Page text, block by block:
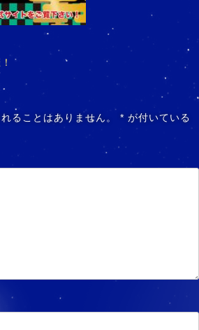
ることはありません。 * が付いている